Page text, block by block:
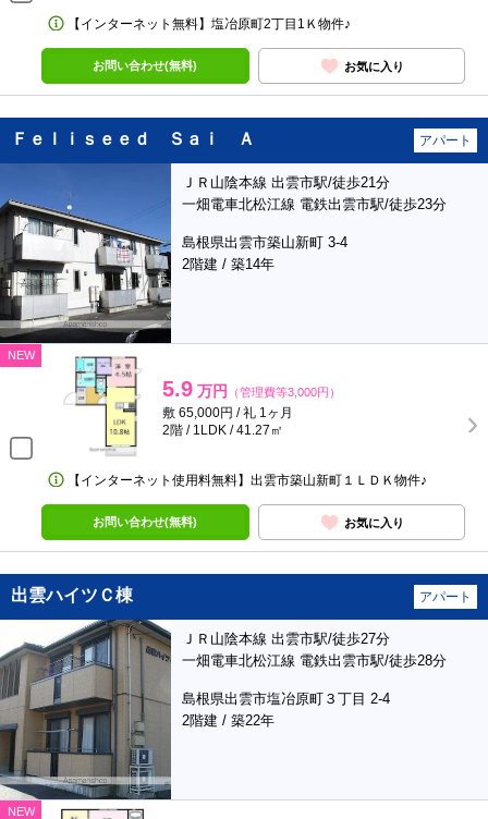
【インターネット無料】塩冶原町2丁目1Ｋ物件♪
お問い合わせ(無料) お気に入り
Ｆｅｌｉｓｅｅｄ Ｓａｉ Ａ アパート
ＪＲ山陰本線 出雲市駅/徒歩21分
一畑電車北松江線 電鉄出雲市駅/徒歩23分
島根県出雲市築山新町 3-4
2階建 / 築14年
NEW
5.9 万円 （管理費等3,000円）
敷 65,000円 / 礼 1ヶ月
2階 / 1LDK / 41.27㎡
【インターネット使用料無料】出雲市築山新町１ＬＤＫ物件♪
お問い合わせ(無料) お気に入り
出雲ハイツＣ棟 アパート
ＪＲ山陰本線 出雲市駅/徒歩27分
一畑電車北松江線 電鉄出雲市駅/徒歩28分
島根県出雲市塩冶原町３丁目 2-4
2階建 / 築22年
NEW